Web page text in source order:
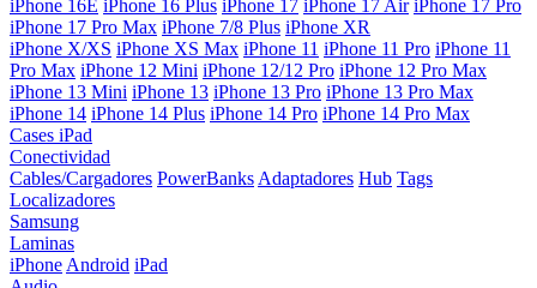
iPhone 16E iPhone 16 Plus iPhone 17 iPhone 17 Air iPhone 17 Pro
iPhone 17 Pro Max iPhone 7/8 Plus iPhone XR
iPhone X/XS iPhone XS Max iPhone 11 iPhone 11 Pro iPhone 11
Pro Max iPhone 12 Mini iPhone 12/12 Pro iPhone 12 Pro Max
iPhone 13 Mini iPhone 13 iPhone 13 Pro iPhone 13 Pro Max
iPhone 14 iPhone 14 Plus iPhone 14 Pro iPhone 14 Pro Max
Cases iPad
Conectividad
Cables/Cargadores PowerBanks Adaptadores Hub Tags
Localizadores
Samsung
Laminas
iPhone Android iPad